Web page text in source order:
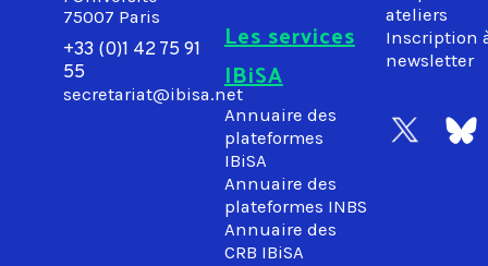
75007 Paris
+33 (0)1 42 75 91
55
secretariat@ibisa.net
Les services
IBiSA
Annuaire des
plateformes
IBiSA
Annuaire des
plateformes INBS
Annuaire des
CRB IBiSA
ateliers
Inscription
newsletter